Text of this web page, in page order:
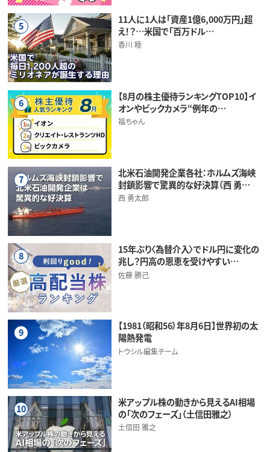
5
11人に1人は「資産1億6,000万円」超
え！？…米国で「百万ドル…
香川 睦
6
【8月の株主優待ランキングTOP10】イ
オンやビックカメラ“例年の…
福ちゃん
7
北米石油開発企業各社：ホルムズ海峡
封鎖影響で驚異的な好決算（西 勇…
西 勇太郎
8
15年ぶり〈為替介入〉でドル円に変化の
兆し？円高の恩恵を受けやすい…
佐藤 勝己
9
【1981（昭和56）年8月6日】世界初の太
陽熱発電
トウシル編集チーム
10
米アップル株の動きから見えるAI相場
の「次のフェーズ」（土信田雅之）
土信田 雅之